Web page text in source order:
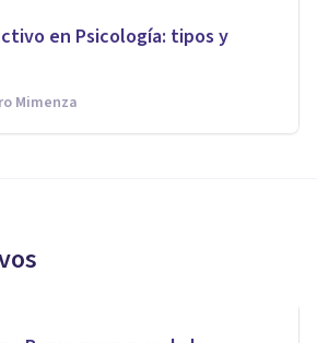
en Psicología: tipos y
Mimenza